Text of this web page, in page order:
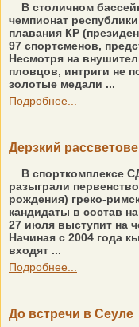
В столичном
чемпионат
плавания КР
97 спортсменов,
Несмотря на
пловцов, интриги не
золотые медали ...
Подробнее...
Дерзкий
В спорткомплексе
разыграли
рождения) греко-
кандидаты в состав
27 июля выступит на
Начиная с 2004 года
входят ...
Подробнее...
До встречи в Сеуле